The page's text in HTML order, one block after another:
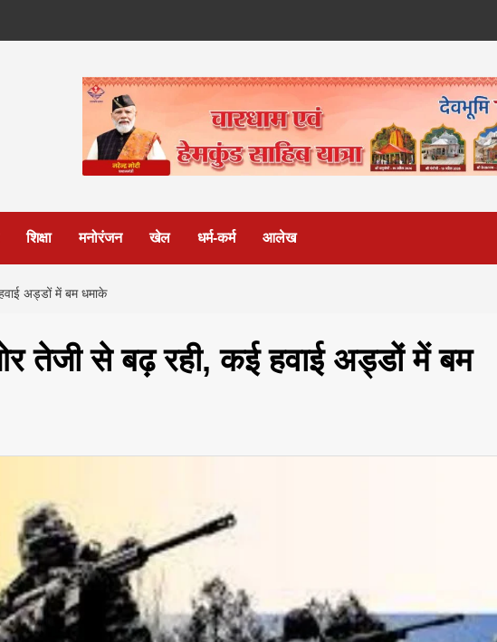
शिक्षा मनोरंजन खेल धर्म-कर्म आलेख
अड्डों में बम धमाके
तेजी से बढ़ रही, कई हवाई अड्डों में बम